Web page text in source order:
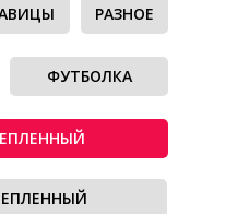
ФУТБОЛКА
РАЗНОЕ